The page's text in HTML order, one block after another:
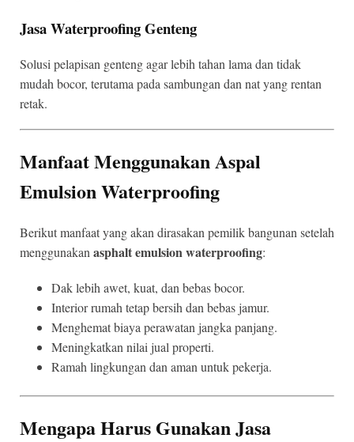
Jasa Waterproofing Genteng
Solusi pelapisan genteng agar lebih tahan lama dan tidak
mudah bocor, terutama pada sambungan dan nat yang rentan
retak.
Manfaat Menggunakan Aspal
Emulsion Waterproofing
Berikut manfaat yang akan dirasakan pemilik bangunan setelah
menggunakan asphalt emulsion waterproofing:
Dak lebih awet, kuat, dan bebas bocor.
Interior rumah tetap bersih dan bebas jamur.
Menghemat biaya perawatan jangka panjang.
Meningkatkan nilai jual properti.
Ramah lingkungan dan aman untuk pekerja.
Mengapa Harus Gunakan Jasa